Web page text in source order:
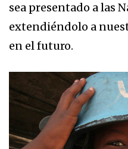
sea presentado a las
extendiéndolo a
en el futuro.